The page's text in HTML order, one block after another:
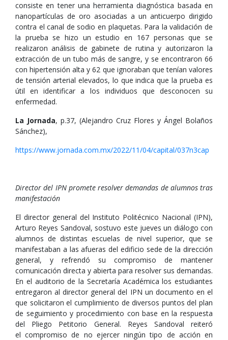
consiste en tener una herramienta diagnóstica basada en
nanopartículas de oro asociadas a un anticuerpo dirigido
contra el canal de sodio en plaquetas. Para la validación de
la prueba se hizo un estudio en 167 personas que se
realizaron análisis de gabinete de rutina y autorizaron la
extracción de un tubo más de sangre, y se encontraron 66
con hipertensión alta y 62 que ignoraban que tenían valores
de tensión arterial elevados, lo que indica que la prueba es
útil en identificar a los individuos que desconocen su
enfermedad.
La Jornada, p.37, (Alejandro Cruz Flores y Ángel Bolaños
Sánchez),
https://www.jornada.com.mx/2022/11/04/capital/037n3cap
Director del IPN promete resolver demandas de alumnos tras
manifestación
El director general del Instituto Politécnico Nacional (IPN),
Arturo Reyes Sandoval, sostuvo este jueves un diálogo con
alumnos de distintas escuelas de nivel superior, que se
manifestaban a las afueras del edificio sede de la dirección
general, y refrendó su compromiso de mantener
comunicación directa y abierta para resolver sus demandas.
En el auditorio de la Secretaría Académica los estudiantes
entregaron al director general del IPN un documento en el
que solicitaron el cumplimiento de diversos puntos del plan
de seguimiento y procedimiento con base en la respuesta
del Pliego Petitorio General. Reyes Sandoval reiteró
el compromiso de no ejercer ningún tipo de acción en